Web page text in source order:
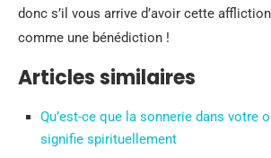
donc s’il vous arrive d’avoir cette
comme une bénédiction !
Articles similaires
Qu’est-ce que la sonnerie dans votre
signifie spirituellement